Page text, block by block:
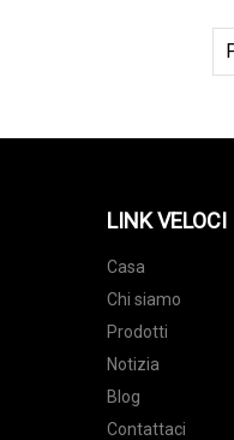
LINK VELOCI
Casa
Chi siamo
Prodotti
Notizia
Blog
Contattaci